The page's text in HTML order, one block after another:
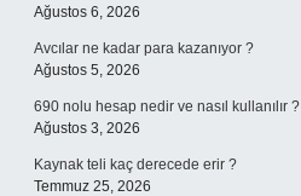
Ağustos 6, 2026
Avcılar ne kadar para kazanıyor ?
Ağustos 5, 2026
690 nolu hesap nedir ve nasıl kullanılır ?
Ağustos 3, 2026
Kaynak teli kaç derecede erir ?
Temmuz 25, 2026